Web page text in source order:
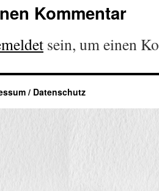
Kommentar
sein, um einen
/ Datenschutz